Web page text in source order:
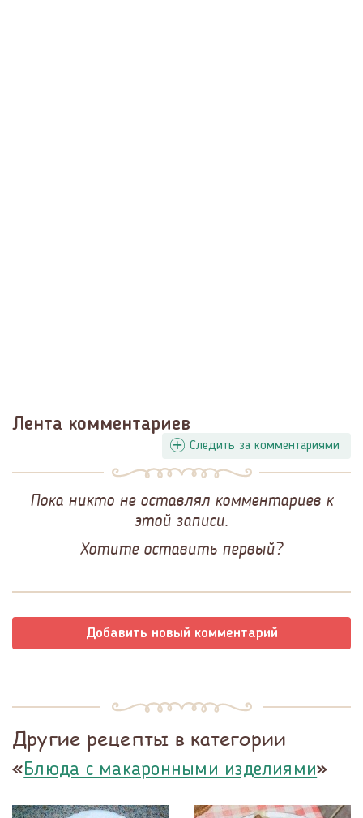
Лента комментариев
Следить за комментариями
Пока никто не оставлял комментариев к
этой записи.
Хотите оставить первый?
Добавить новый комментарий
Другие рецепты в категории
«Блюда с макаронными изделиями»